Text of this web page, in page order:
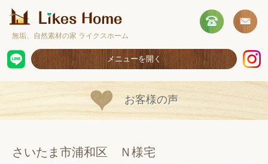
無垢、自然素材の家 ライクスホーム
メニューを開く
ホーム
コンセプト
取扱商品
お客様の声
さいたま市浦和区 Ｎ様宅